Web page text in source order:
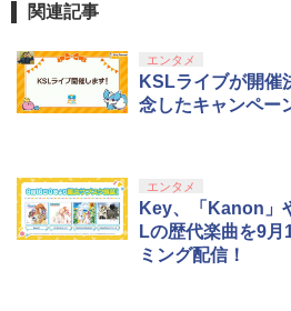
関連記事
エンタメ
KSLライブが開催
念したキャンペー
エンタメ
Key、「Kanon」
Lの歴代楽曲を9
ミング配信！